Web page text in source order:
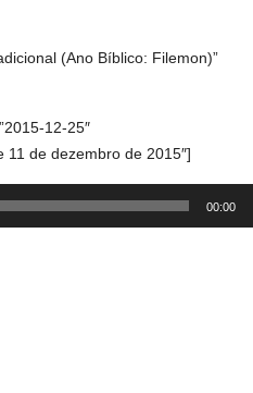
(Ano Bíblico: Filemon)”
12-25″
11 de dezembro de 2015″]
00:00